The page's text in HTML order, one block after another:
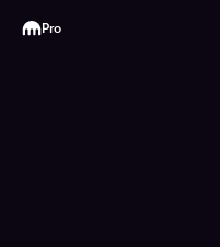
Kraken
Pro